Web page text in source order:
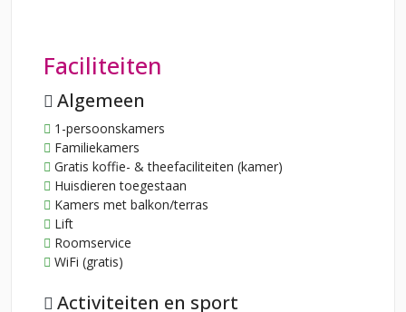
Faciliteiten
Algemeen
1-persoonskamers
Familiekamers
Gratis koffie- & theefaciliteiten (kamer)
Huisdieren toegestaan
Kamers met balkon/terras
Lift
Roomservice
WiFi (gratis)
Activiteiten en sport